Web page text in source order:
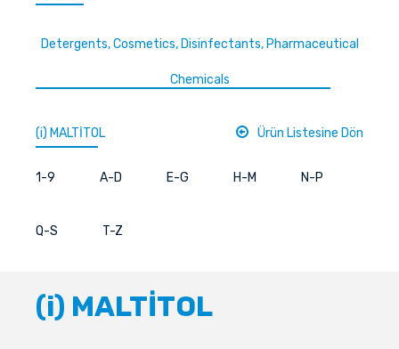
Detergents, Cosmetics, Disinfectants, Pharmaceutical
Chemicals
(i) MALTİTOL Ürün Listesine Dön
1-9 A-D E-G H-M N-P
Q-S T-Z
(i) MALTİTOL